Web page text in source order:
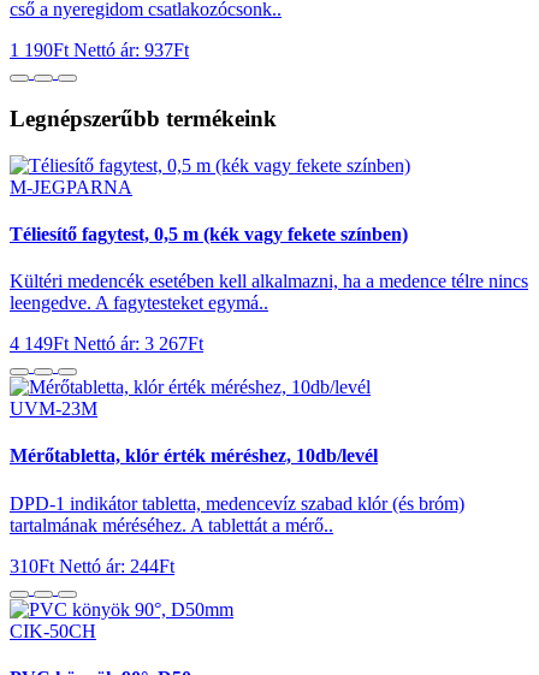
cső a nyeregidom csatlakozócsonk..
1 190Ft Nettó ár: 937Ft
Legnépszerűbb termékeink
M-JEGPARNA
Téliesítő fagytest, 0,5 m (kék vagy fekete színben)
Kültéri medencék esetében kell alkalmazni, ha a medence télre nincs
leengedve. A fagytesteket egymá..
4 149Ft Nettó ár: 3 267Ft
UVM-23M
Mérőtabletta, klór érték méréshez, 10db/levél
DPD-1 indikátor tabletta, medencevíz szabad klór (és bróm)
tartalmának méréséhez. A tablettát a mérő..
310Ft Nettó ár: 244Ft
CIK-50CH